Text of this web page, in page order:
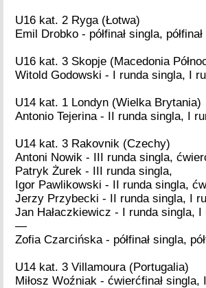
U16 kat. 2 Ryga (Łotwa)
Emil Drobko - półfinał singla,
U16 kat. 3 Skopje (Macedonia
Witold Godowski - I runda singla, I
U14 kat. 1 Londyn (Wielka Brytania)
Antonio Tejerina - II runda singla, I
U14 kat. 3 Rakovnik (Czechy)
Antoni Nowik - III runda singla,
Patryk Żurek - III runda singla,
Igor Pawlikowski - II runda singla,
Jerzy Przybecki - II runda singla, I
Jan Hałaczkiewicz - I runda singla, I
—
Zofia Czarcińska - półfinał singla,
U14 kat. 3 Villamoura (Portugalia)
Miłosz Woźniak - ćwierćfinał singla,